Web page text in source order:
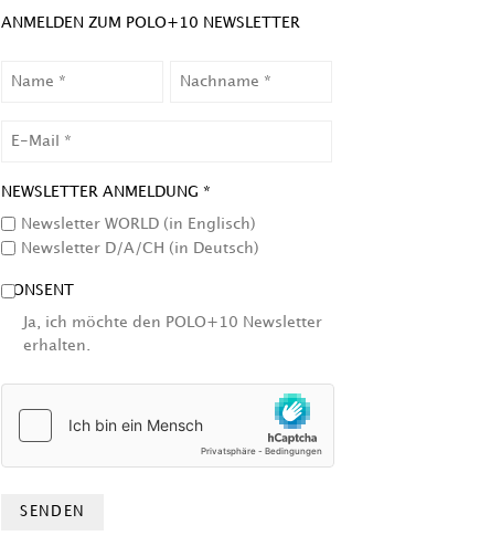
ANMELDEN ZUM POLO+10 NEWSLETTER
NEWSLETTER ANMELDUNG *
Newsletter WORLD (in Englisch)
Newsletter D/A/CH (in Deutsch)
CONSENT
Ja, ich möchte den POLO+10 Newsletter
erhalten.